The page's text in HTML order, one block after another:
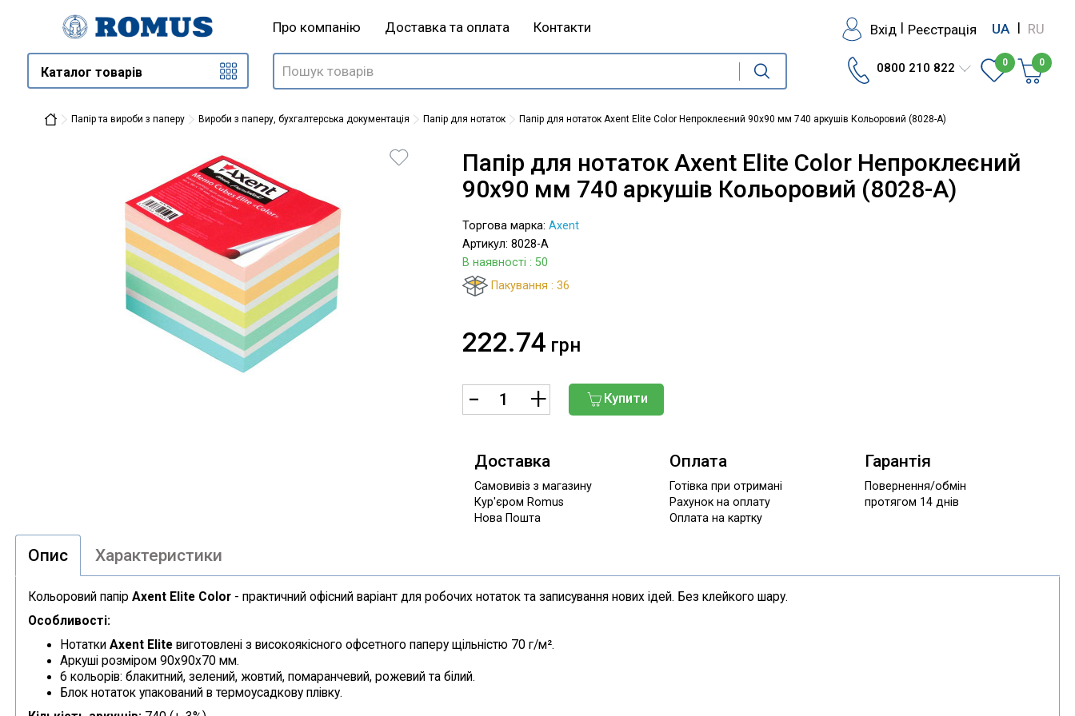
Про компанію Доставка та оплата Контакти Вхід | Реєстрація UA | RU
Каталог товарів 0800 210 822 0 0
Папір та вироби з паперу Вироби з паперу, бухгалтерська документація Папір для нотаток Папір для нотаток Axent Elite Color Непроклеєний 90х90 мм 740 аркушів Кольоровий (8028-A)
Папір для нотаток Axent Elite Color Непроклеєний
90х90 мм 740 аркушів Кольоровий (8028-A)
Торгова марка:Axent
Артикул: 8028-A
В наявності : 50
Пакування : 36
222.74 грн
Купити
Доставка
Самовивіз з магазину
Кур'єром Romus
Нова Пошта
Оплата
Готівка при отримані
Рахунок на оплату
Оплата на картку
Гарантія
Повернення/обмін
протягом 14 днів
Опис Характеристики
Кольоровий папір Axent Elite Color - практичний офісний варіант для робочих нотаток та записування нових ідей. Без клейкого шару.
Особливості:
Нотатки Axent Elite виготовлені з високоякісного офсетного паперу щільністю 70 г/м².
Аркуші розміром 90х90х70 мм.
6 кольорів: блакитний, зелений, жовтий, помаранчевий, рожевий та білий.
Блок нотаток упакований в термоусадкову плівку.